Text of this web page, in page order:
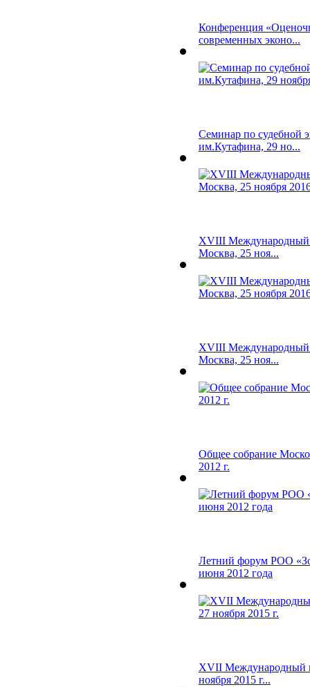
Конференция
современных эконо...
Семинар по судебной
им.Кутафина, 29 но...
XVIII Международный
Москва, 25 ноя...
XVIII Международный
Москва, 25 ноя...
Общее собрание
2012 г.
Летний форум РОО
июня 2012 года
XVII Международный
ноября 2015 г...